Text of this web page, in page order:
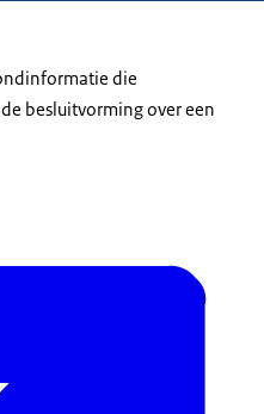
die
besluitvorming over een